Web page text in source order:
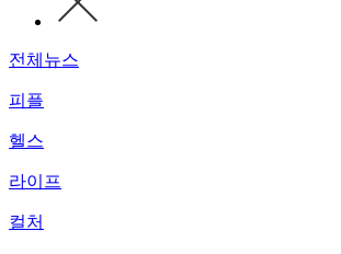
전체뉴스
피플
헬스
라이프
컬처